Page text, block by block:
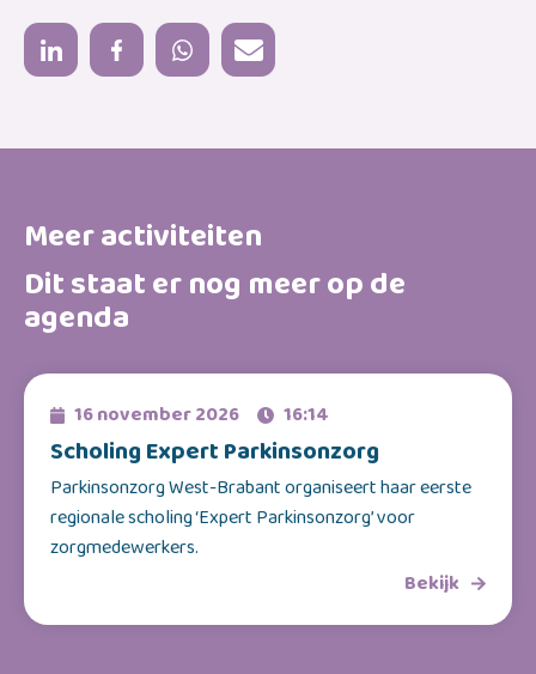
Meer activiteiten
Dit staat er nog meer op de
agenda
16 november 2026 16:14
Scholing Expert Parkinsonzorg
Parkinsonzorg West-Brabant organiseert haar eerste
regionale scholing ‘Expert Parkinsonzorg’ voor
zorgmedewerkers.
Bekijk